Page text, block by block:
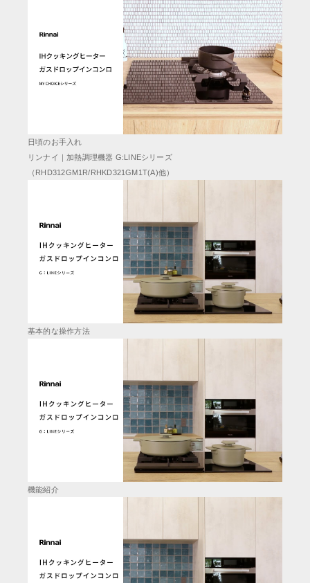
日頃のお手入れ
リンナイ｜加熱調理機器 G:LINEシリーズ
（RHD312GM1R/RHKD321GM1T(A)他）
基本的な操作方法
機能紹介